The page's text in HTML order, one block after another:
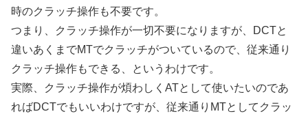
時のクラッチ操作も不要です。
つまり、クラッチ操作が一切不要になりますが、DCTと
違いあくまでMTでクラッチがついているので、従来通り
クラッチ操作もできる、というわけです。
実際、クラッチ操作が煩わしくATとして使いたいのであ
ればDCTでもいいわけですが、従来通りMTとしてクラッ